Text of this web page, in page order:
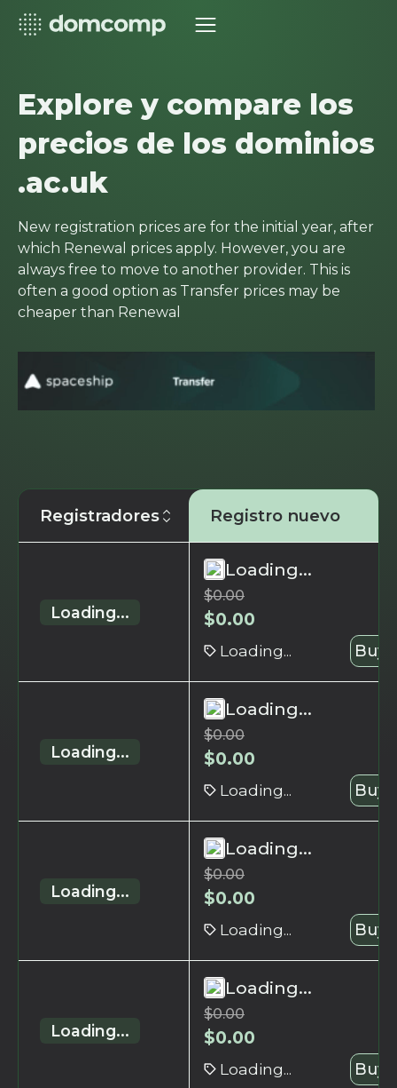
Explore y compare los
precios de los dominios
.ac.uk
New registration prices are for the initial year, after
which Renewal prices apply. However, you are
always free to move to another provider. This is
often a good option as Transfer prices may be
cheaper than Renewal
Registradores Registro nuevo
Loading...
Loading...
$0.00
$0.00
Loading... Buy
Loading...
Loading...
$0.00
$0.00
Loading... Buy
Loading...
Loading...
$0.00
$0.00
Loading... Buy
Loading...
Loading...
$0.00
$0.00
Loading... Buy